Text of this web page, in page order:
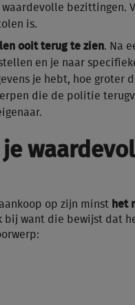
bezittingen.
is.
ooit terug te zien. Na
en je naar
je hebt, hoe groter
die de politie
je
op zijn minst het
bij want die bewijst dat